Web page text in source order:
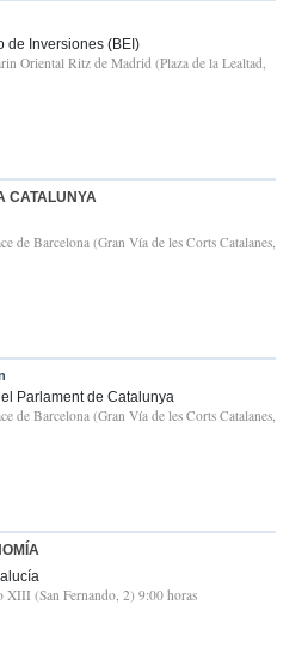
de Inversiones (BEI)
Oriental Ritz de Madrid (Plaza de la Lealtad,
CATALUNYA
de Barcelona (Gran Vía de les Corts Catalanes,
Parlament de Catalunya
de Barcelona (Gran Vía de les Corts Catalanes,
XIII (San Fernando, 2) 9:00 horas